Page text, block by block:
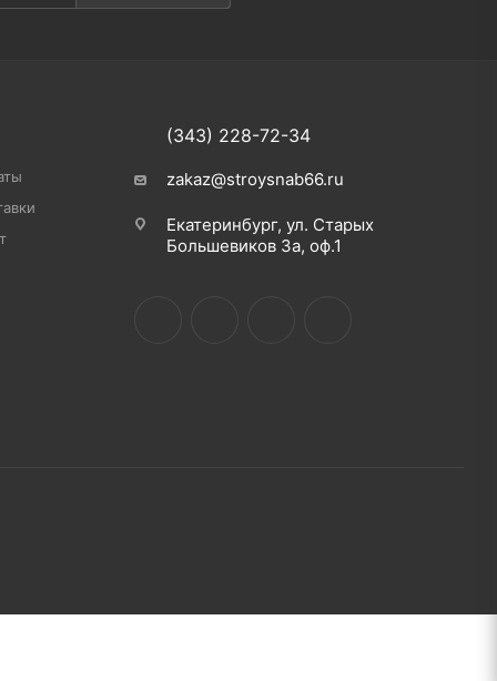
(343) 228-72-34
zakaz@stroysnab66.ru
Екатеринбург, ул. Старых
Большевиков 3а, оф.1